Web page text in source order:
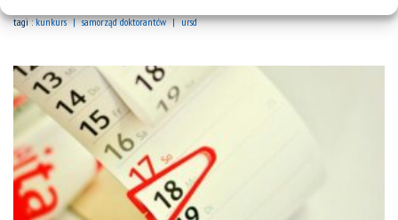
tagi :kunkurs samorząd doktorantów ursd